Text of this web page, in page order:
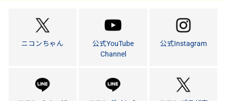
ニコンちゃん
公式YouTube
Channel
公式Instagram